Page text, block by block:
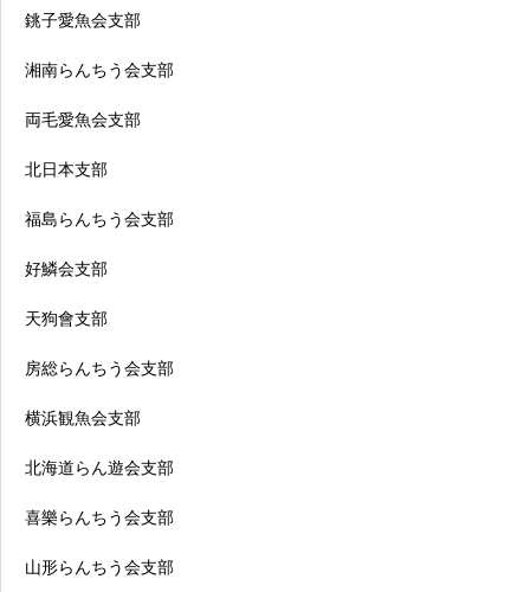
銚子愛魚会支部
湘南らんちう会支部
両毛愛魚会支部
北日本支部
福島らんちう会支部
好鱗会支部
天狗會支部
房総らんちう会支部
横浜観魚会支部
北海道らん遊会支部
喜樂らんちう会支部
山形らんちう会支部